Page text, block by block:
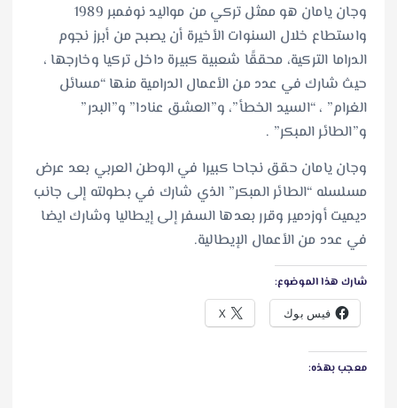
وجان يامان هو ممثل تركي من مواليد نوفمبر 1989
واستطاع خلال السنوات الأخيرة أن يصبح من أبرز نجوم
الدراما التركية، محققًا شعبية كبيرة داخل تركيا وخارجها ،
حيث شارك في عدد من الأعمال الدرامية منها “مسائل
الغرام” ، “السيد الخطأ”، و”العشق عنادا” و”البدر”
و”الطائر المبكر” .
وجان يامان حقق نجاحا كبيرا في الوطن العربي بعد عرض
مسلسله “الطائر المبكر” الذي شارك في بطولته إلى جانب
ديميت أوزدمير وقرر بعدها السفر إلى إيطاليا وشارك ايضا
في عدد من الأعمال الإيطالية.
شارك هذا الموضوع:
فيس بوك X
معجب بهذه: